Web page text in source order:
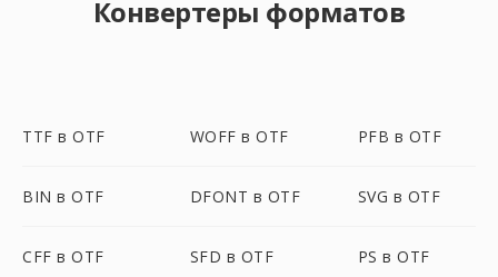
Конвертеры форматов
TTF в OTF WOFF в OTF PFB в OTF
BIN в OTF DFONT в OTF SVG в OTF
CFF в OTF SFD в OTF PS в OTF